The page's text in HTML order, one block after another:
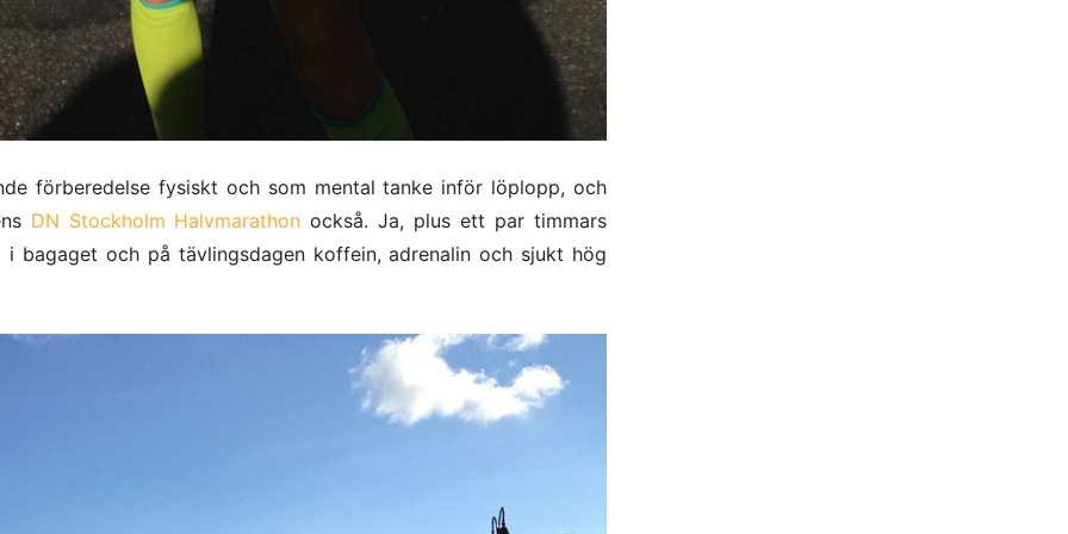
förberedelse fysiskt och som mental tanke inför löplopp, och
DN Stockholm Halvmarathon också. Ja, plus ett par timmars
bagaget och på tävlingsdagen koffein, adrenalin och sjukt hög